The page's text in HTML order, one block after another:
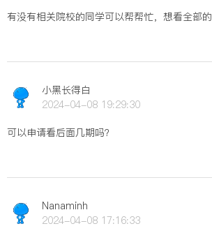
有没有相关院校的同学可以帮帮忙，想看全部的
小黑长得白
2024-04-08 19:29:30
可以申请看后面几期吗？
Nanaminh
2024-04-08 17:16:33